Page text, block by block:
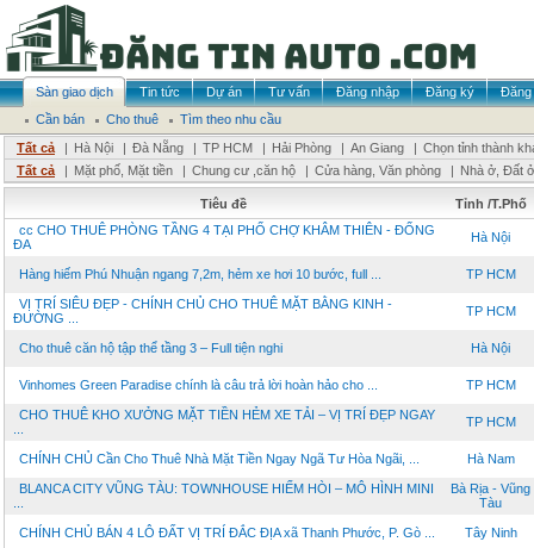
Sàn giao dịch Tin tức Dự án Tư vấn Đăng nhập Đăng ký
Đăng
Cần bán
Cho thuê
Tìm theo nhu cầu
Tất cả
| Hà Nội | Đà Nẵng | TP HCM | Hải Phòng | An Giang | Chọn tỉnh thành
Tất cả
| Mặt phố, Mặt tiền | Chung cư ,căn hộ | Cửa hàng, Văn phòng | Nhà ở, Đất ở
Tiêu đề
Tỉnh /T.Phố
cc CHO THUÊ PHÒNG TẦNG 4 TẠI PHỐ CHỢ KHÂM THIÊN - ĐỐNG
ĐA
Hà Nội
Hàng hiếm Phú Nhuận ngang 7,2m, hẻm xe hơi 10 bước, full ... TP HCM
VỊ TRÍ SIÊU ĐẸP - CHÍNH CHỦ CHO THUÊ MẶT BẰNG KINH -
ĐƯỜNG ...
TP HCM
Cho thuê căn hộ tập thể tầng 3 – Full tiện nghi Hà Nội
Vinhomes Green Paradise chính là câu trả lời hoàn hảo cho ... TP HCM
CHO THUÊ KHO XƯỞNG MẶT TIỀN HẺM XE TẢI – VỊ TRÍ ĐẸP NGAY
TP HCM
CHÍNH CHỦ Cần Cho Thuê Nhà Mặt Tiền Ngay Ngã Tư Hòa Ngãi, ... Hà Nam
BLANCA CITY VŨNG TÀU: TOWNHOUSE HIẾM HÒI – MÔ HÌNH MINI
Bà Rịa - Vũng
Tàu
CHÍNH CHỦ BÁN 4 LÔ ĐẤT VỊ TRÍ ĐẮC ĐỊA xã Thanh Phước, P. Gò ... Tây Ninh